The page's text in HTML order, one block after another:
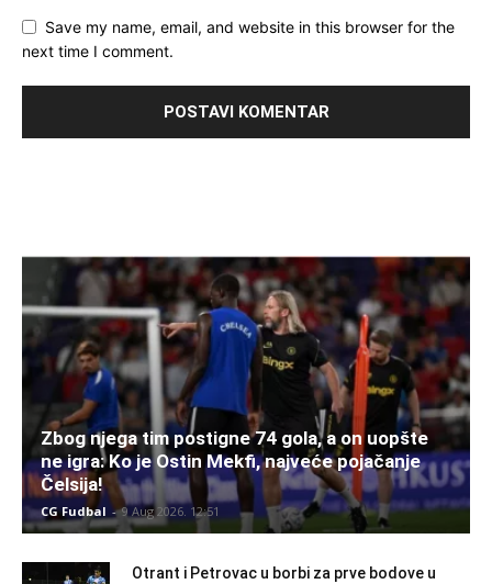
Save my name, email, and website in this browser for the
next time I comment.
Zbog njega tim postigne 74 gola, a on uopšte
ne igra: Ko je Ostin Mekfi, najveće pojačanje
Čelsija!
CG Fudbal - 9 Aug 2026. 12:51
Otrant i Petrovac u borbi za prve bodove u